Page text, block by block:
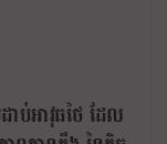
ាប់អាវុធថៃ ដែល